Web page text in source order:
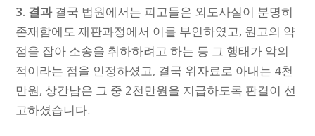
3. 결과결국 법원에서는 피고들은 외도사실이 분명히
존재함에도 재판과정에서 이를 부인하였고, 원고의 약
점을 잡아 소송을 취하하려고 하는 등 그 행태가 악의
적이라는 점을 인정하셨고, 결국 위자료로 아내는 4천
만원, 상간남은 그 중 2천만원을 지급하도록 판결이 선
고하셨습니다.